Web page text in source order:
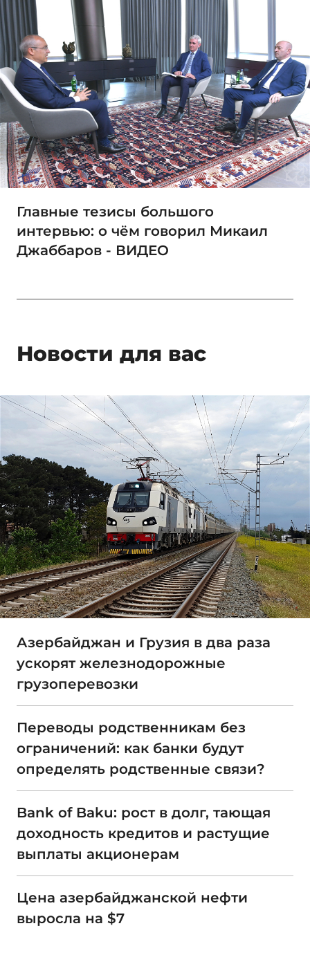
Главные тезисы большого
интервью: о чём говорил Микаил
Джаббаров - ВИДЕО
Новости для вас
Азербайджан и Грузия в два раза
ускорят железнодорожные
грузоперевозки
Переводы родственникам без
ограничений: как банки будут
определять родственные связи?
Bank of Baku: рост в долг, тающая
доходность кредитов и растущие
выплаты акционерам
Цена азербайджанской нефти
выросла на $7